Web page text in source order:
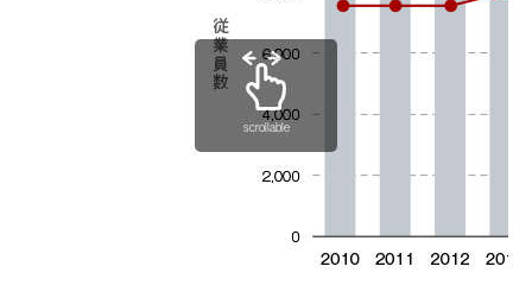
scrollable